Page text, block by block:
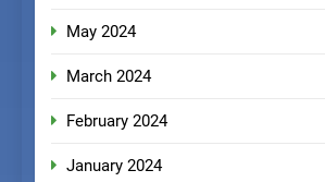
May 2024
March 2024
February 2024
January 2024